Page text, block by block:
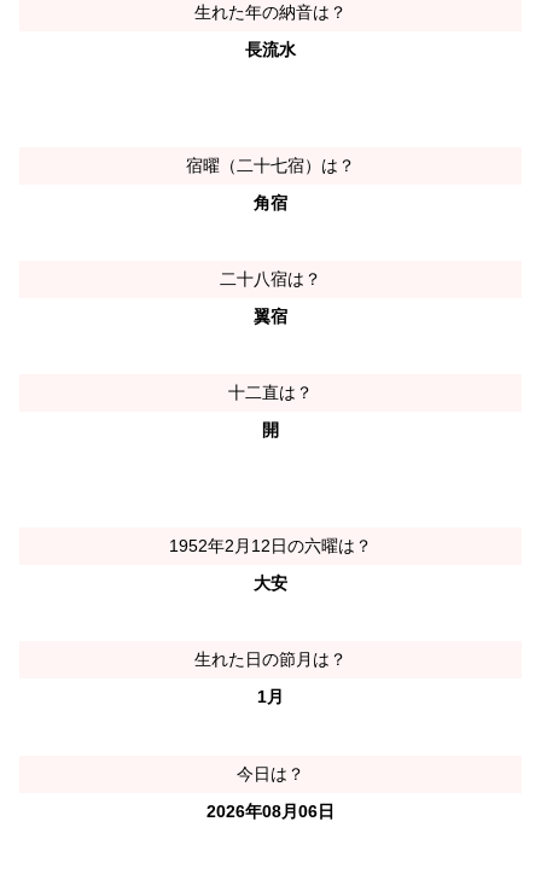
生れた年の納音は？
長流水
宿曜（二十七宿）は？
角宿
二十八宿は？
翼宿
十二直は？
開
1952年2月12日の六曜は？
大安
生れた日の節月は？
1月
今日は？
2026年08月06日